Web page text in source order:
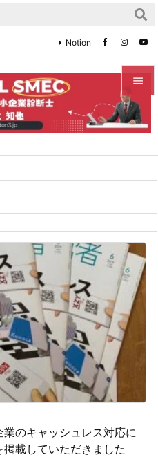


メニュ


次へ

検索
Notion
のキャッシュレス対応に
載していただきました